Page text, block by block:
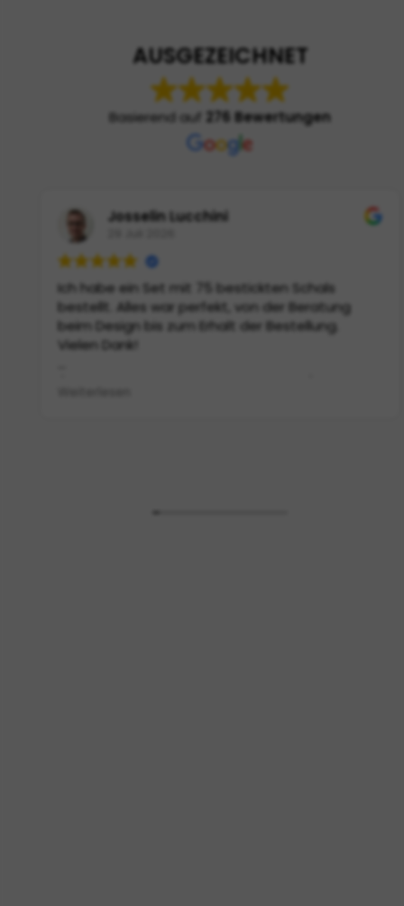
AUSGEZEICHNET
Basierend auf 276 Bewertungen
Josselin Lucchini
Ich habe ein Set mit 75 bestickten Schals
bestellt. Alles war perfekt, von der Beratung
beim Design bis zum Erhalt der Bestellung.
Vielen Dank!